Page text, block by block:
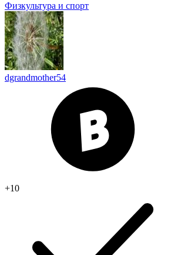
Физкультура и спорт
dgrandmother54
+10